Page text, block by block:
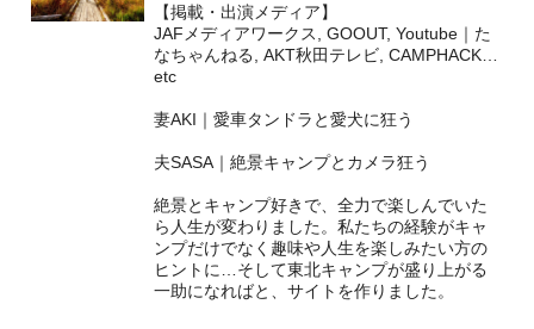
【掲載・出演メディア】
JAFメディアワークス, GOOUT, Youtube｜た
なちゃんねる, AKT秋田テレビ, CAMPHACK…
etc
妻AKI｜愛車タンドラと愛犬に狂う
夫SASA｜絶景キャンプとカメラ狂う
絶景とキャンプ好きで、全力で楽しんでいた
ら人生が変わりました。私たちの経験がキャ
ンプだけでなく趣味や人生を楽しみたい方の
ヒントに…そして東北キャンプが盛り上がる
一助になればと、サイトを作りました。